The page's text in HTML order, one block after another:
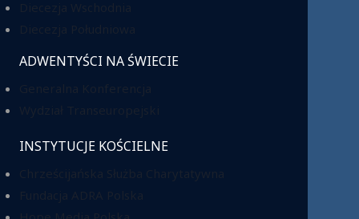
ADWENTYŚCI NA ŚWIECIE
INSTYTUCJE KOŚCIELNE